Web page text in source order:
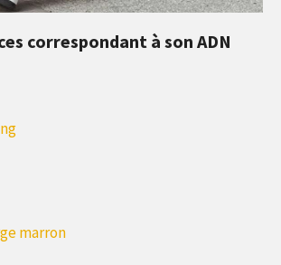
correspondant à son ADN
marron